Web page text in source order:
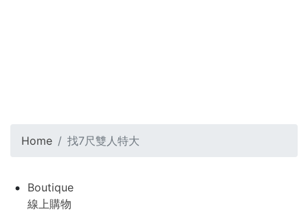
Home 找7尺雙人特大
Boutique
線上購物